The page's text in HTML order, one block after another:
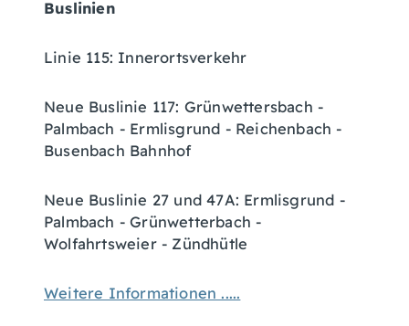
Buslinien
Linie 115: Innerortsverkehr
Neue Buslinie 117: Grünwettersbach -
Palmbach - Ermlisgrund - Reichenbach -
Busenbach Bahnhof
Neue Buslinie 27 und 47A: Ermlisgrund -
Palmbach - Grünwetterbach -
Wolfahrtsweier - Zündhütle
Weitere Informationen .....